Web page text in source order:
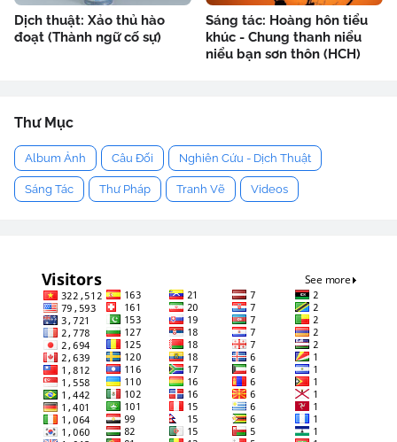
Dịch thuật: Xảo thủ hào
đoạt (Thành ngữ cố sự)
Sáng tác: Hoàng hôn tiểu
khúc - Chung thanh niểu
niểu bạn sơn thôn (HCH)
Thư Mục
Album Ảnh Câu Đối Nghiên Cứu - Dịch Thuật
Sáng Tác Thư Pháp Tranh Vẽ Videos